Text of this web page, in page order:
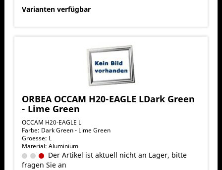
Varianten verfügbar
ORBEA OCCAM H20-EAGLE LDark Green
- Lime Green
OCCAM H20-EAGLE L
Farbe: Dark Green - Lime Green
Groesse: L
Material: Aluminium
Der Artikel ist aktuell nicht an Lager, bitte
fragen Sie an